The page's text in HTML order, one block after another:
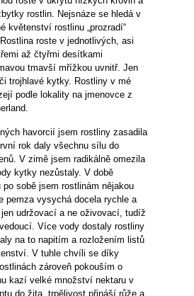
rostlin. Nejsnáze se hledá v
květenství rostlinu „prozradí“
roste v jednotlivých, asi
až čtyřmi desítkami
tmavší mřížkou uvnitř. Jen
trojhlavé kytky. Rostliny v mé
podle lokality na jmenovce z
havorcií jsem rostliny zasadila
rok daly všechnu sílu do
V zimě jsem radikálně omezila
kytky nezůstaly. V době
sobě jsem rostlinám nějakou
pemza vysychá docela rychle a
udržovací a ne oživovací, tudíž
Více vody dostaly rostliny
na to napitím a rozložením listů
V tuhle chvíli se díky
zároveň pokouším o
kazí velké množství nektaru v
do žita, trpělivost přináší růže a